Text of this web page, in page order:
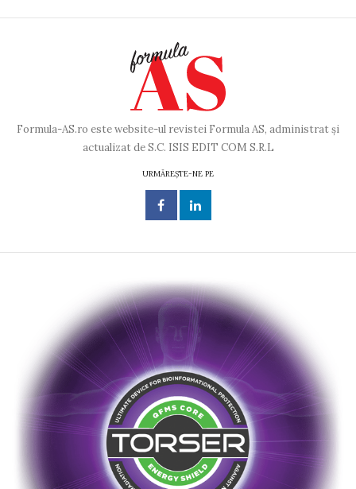
Formula-AS.ro este website-ul revistei Formula AS, administrat și
actualizat de S.C. ISIS EDIT COM S.R.L
URMĂREȘTE-NE PE